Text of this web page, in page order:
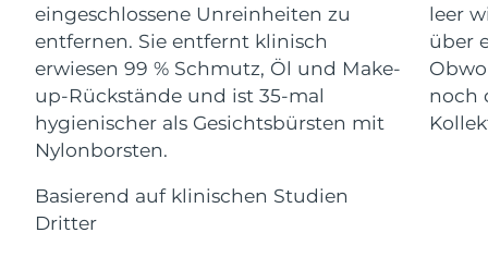
eingeschlossene Unreinheiten zu
entfernen. Sie entfernt klinisch
erwiesen 99 % Schmutz, Öl und Make-
up-Rückstände und ist 35-mal
hygienischer als Gesichtsbürsten mit
Nylonborsten.
Basierend auf klinischen Studien
Dritter
leer
über
noch
FOREO APP
ÜBER
Jersey Erwartete Lieferung 8/15/26
Kasachstan Erwartete Lieferung 8/12/26
Kuwait Erwartete Lieferung 8/10/26
Libanon